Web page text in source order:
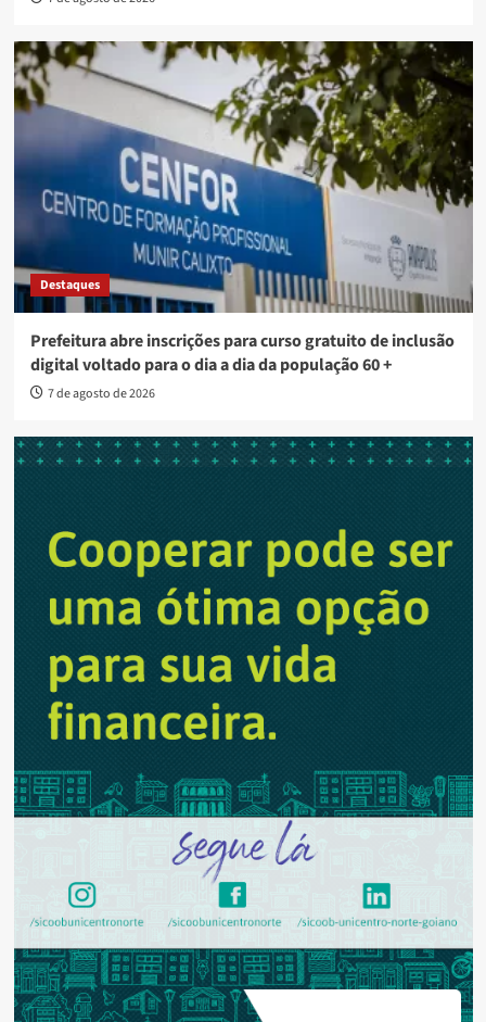
Destaques
Prefeitura abre inscrições para curso gratuito de inclusão
digital voltado para o dia a dia da população 60 +
7 de agosto de 2026